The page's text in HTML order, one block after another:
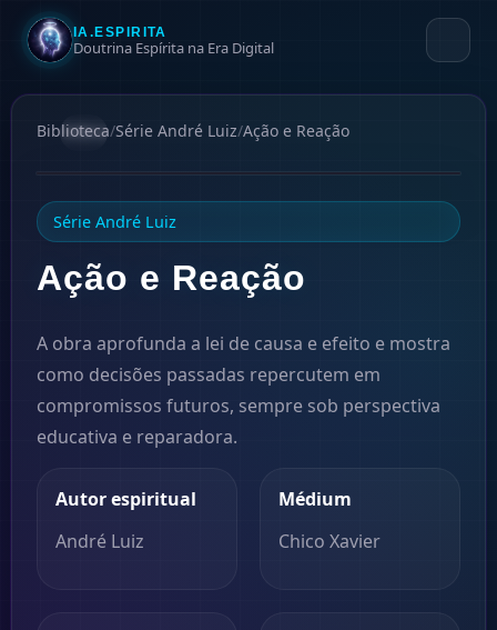
IA.ESPIRITA
Doutrina Espírita na Era Digital
Biblioteca/Série André Luiz/Ação e Reação
#9
Série André Luiz
Ação e Reação
A obra aprofunda a lei de causa e efeito e mostra
como decisões passadas repercutem em
compromissos futuros, sempre sob perspectiva
educativa e reparadora.
Autor espiritual
André Luiz
Médium
Chico Xavier